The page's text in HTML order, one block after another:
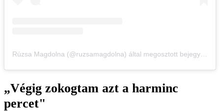
„Végig zokogtam azt a harminc
percet"